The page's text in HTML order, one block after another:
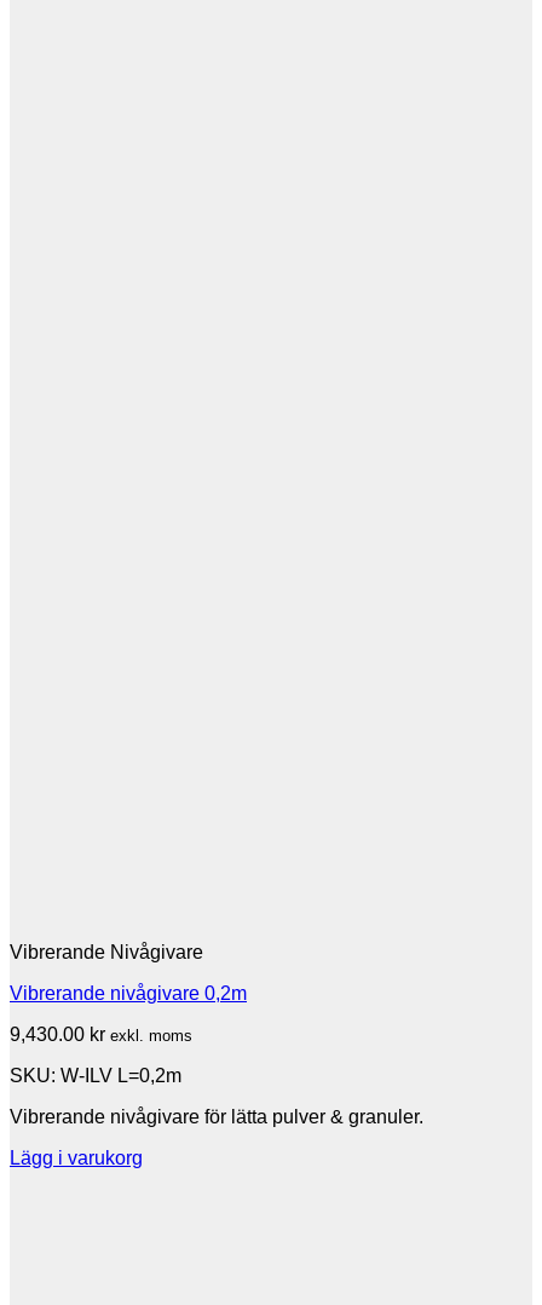
Vibrerande Nivågivare
Vibrerande nivågivare 0,2m
9,430.00 kr exkl. moms
SKU: W-ILV L=0,2m
Vibrerande nivågivare för lätta pulver & granuler.
Lägg i varukorg